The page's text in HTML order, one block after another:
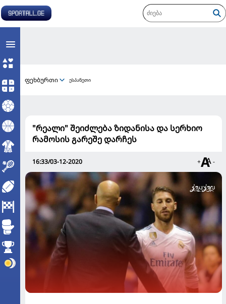
ფეხბურთი ესპანეთი
"რეალი" შეიძლება ზიდანისა და სერხიო
რამოსის გარეშე დარჩეს
16:33/03-12-2020 + -